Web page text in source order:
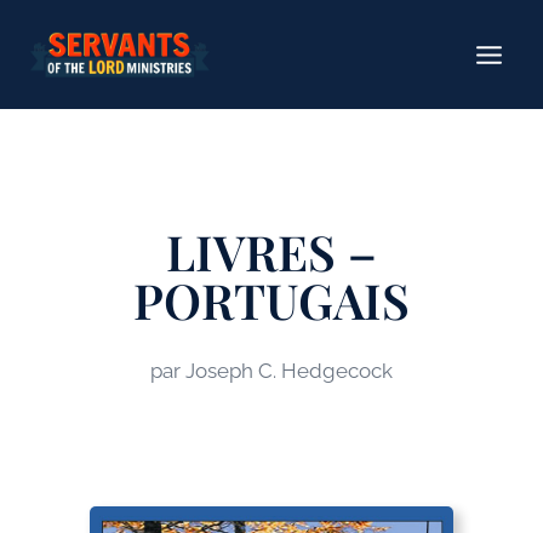
contenu
LIVRES –
PORTUGAIS
par Joseph C. Hedgecock